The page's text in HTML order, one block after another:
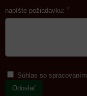
napíšte požiadavku: *
Súhlas so spracovaním
Odoslať